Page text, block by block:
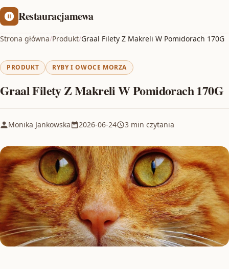
Restauracjamewa
Strona główna/Produkt/Graal Filety Z Makreli W Pomidorach 170G
PRODUKT RYBY I OWOCE MORZA
Graal Filety Z Makreli W Pomidorach 170G
Monika Jankowska 2026-06-24 3 min czytania